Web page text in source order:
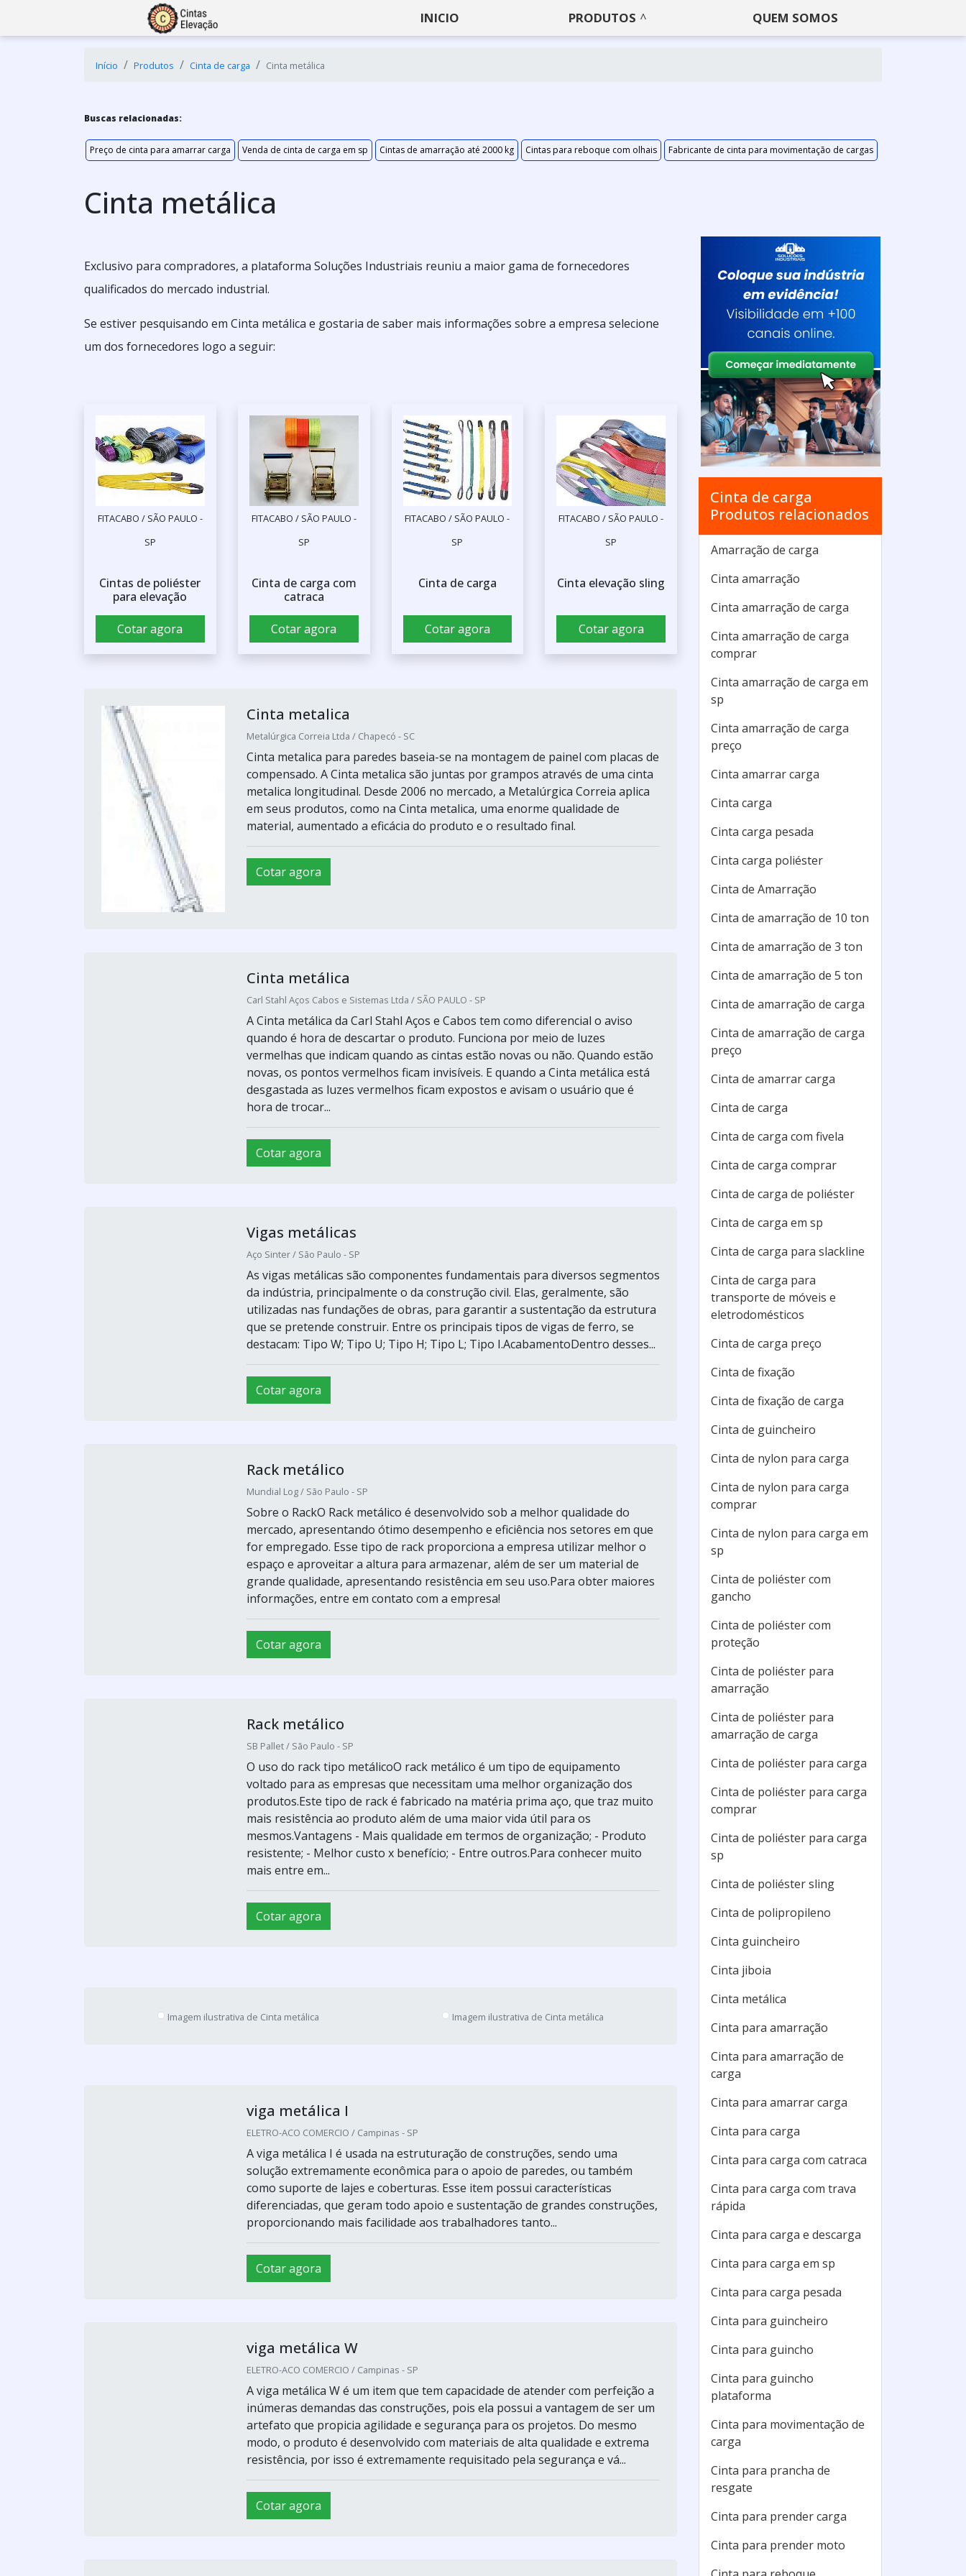
INICIO PRODUTOS QUEM SOMOS
Início Produtos Cinta de carga Cinta metálica
Buscas relacionadas:
Preço de cinta para amarrar carga Venda de cinta de carga em sp Cintas de amarração até 2000 kg Cintas para reboque com olhais Fabricante de cinta para movimentação de cargas
Cinta metálica
Exclusivo para compradores, a plataforma Soluções Industriais reuniu a maior gama de fornecedores
qualificados do mercado industrial.
Se estiver pesquisando em Cinta metálica e gostaria de saber mais informações sobre a empresa selecione
um dos fornecedores logo a seguir:
FITACABO / SÃO PAULO -
SP
Cintas de poliéster
para elevação
Cotar agora
FITACABO / SÃO PAULO -
SP
Cinta de carga com
catraca
Cotar agora
FITACABO / SÃO PAULO -
SP
Cinta de carga
Cotar agora
FITACABO / SÃO PAULO -
SP
Cinta elevação sling
Cotar agora
Cinta metalica
Metalúrgica Correia Ltda / Chapecó - SC
Cinta metalica para paredes baseia-se na montagem de painel com placas de
compensado. A Cinta metalica são juntas por grampos através de uma cinta
metalica longitudinal. Desde 2006 no mercado, a Metalúrgica Correia aplica
em seus produtos, como na Cinta metalica, uma enorme qualidade de
material, aumentado a eficácia do produto e o resultado final.
Cotar agora
Cinta metálica
Carl Stahl Aços Cabos e Sistemas Ltda / SÃO PAULO - SP
A Cinta metálica da Carl Stahl Aços e Cabos tem como diferencial o aviso
quando é hora de descartar o produto. Funciona por meio de luzes
vermelhas que indicam quando as cintas estão novas ou não. Quando estão
novas, os pontos vermelhos ficam invisíveis. E quando a Cinta metálica está
desgastada as luzes vermelhos ficam expostos e avisam o usuário que é
hora de trocar...
Cotar agora
Vigas metálicas
Aço Sinter / São Paulo - SP
As vigas metálicas são componentes fundamentais para diversos segmentos
da indústria, principalmente o da construção civil. Elas, geralmente, são
utilizadas nas fundações de obras, para garantir a sustentação da estrutura
que se pretende construir. Entre os principais tipos de vigas de ferro, se
destacam: Tipo W; Tipo U; Tipo H; Tipo L; Tipo I.AcabamentoDentro desses...
Cotar agora
Rack metálico
Mundial Log / São Paulo - SP
Sobre o RackO Rack metálico é desenvolvido sob a melhor qualidade do
mercado, apresentando ótimo desempenho e eficiência nos setores em que
for empregado. Esse tipo de rack proporciona a empresa utilizar melhor o
espaço e aproveitar a altura para armazenar, além de ser um material de
grande qualidade, apresentando resistência em seu uso.Para obter maiores
informações, entre em contato com a empresa!
Cotar agora
Rack metálico
SB Pallet / São Paulo - SP
O uso do rack tipo metálicoO rack metálico é um tipo de equipamento
voltado para as empresas que necessitam uma melhor organização dos
produtos.Este tipo de rack é fabricado na matéria prima aço, que traz muito
mais resistência ao produto além de uma maior vida útil para os
mesmos.Vantagens - Mais qualidade em termos de organização; - Produto
resistente; - Melhor custo x benefício; - Entre outros.Para conhecer muito
mais entre em...
Cotar agora
Imagem ilustrativa de Cinta metálica Imagem ilustrativa de Cinta metálica
viga metálica I
ELETRO-ACO COMERCIO / Campinas - SP
A viga metálica I é usada na estruturação de construções, sendo uma
solução extremamente econômica para o apoio de paredes, ou também
como suporte de lajes e coberturas. Esse item possui características
diferenciadas, que geram todo apoio e sustentação de grandes construções,
proporcionando mais facilidade aos trabalhadores tanto...
Cotar agora
viga metálica W
ELETRO-ACO COMERCIO / Campinas - SP
A viga metálica W é um item que tem capacidade de atender com perfeição a
inúmeras demandas das construções, pois ela possui a vantagem de ser um
artefato que propicia agilidade e segurança para os projetos. Do mesmo
modo, o produto é desenvolvido com materiais de alta qualidade e extrema
resistência, por isso é extremamente requisitado pela segurança e vá...
Cotar agora
Cinta de carga
Produtos relacionados
Amarração de carga
Cinta amarração
Cinta amarração de carga
Cinta amarração de carga
comprar
Cinta amarração de carga em
sp
Cinta amarração de carga
preço
Cinta amarrar carga
Cinta carga
Cinta carga pesada
Cinta carga poliéster
Cinta de Amarração
Cinta de amarração de 10 ton
Cinta de amarração de 3 ton
Cinta de amarração de 5 ton
Cinta de amarração de carga
Cinta de amarração de carga
preço
Cinta de amarrar carga
Cinta de carga
Cinta de carga com fivela
Cinta de carga comprar
Cinta de carga de poliéster
Cinta de carga em sp
Cinta de carga para slackline
Cinta de carga para
transporte de móveis e
eletrodomésticos
Cinta de carga preço
Cinta de fixação
Cinta de fixação de carga
Cinta de guincheiro
Cinta de nylon para carga
Cinta de nylon para carga
comprar
Cinta de nylon para carga em
sp
Cinta de poliéster com
gancho
Cinta de poliéster com
proteção
Cinta de poliéster para
amarração
Cinta de poliéster para
amarração de carga
Cinta de poliéster para carga
Cinta de poliéster para carga
comprar
Cinta de poliéster para carga
sp
Cinta de poliéster sling
Cinta de polipropileno
Cinta guincheiro
Cinta jiboia
Cinta metálica
Cinta para amarração
Cinta para amarração de
carga
Cinta para amarrar carga
Cinta para carga
Cinta para carga com catraca
Cinta para carga com trava
rápida
Cinta para carga e descarga
Cinta para carga em sp
Cinta para carga pesada
Cinta para guincheiro
Cinta para guincho
Cinta para guincho
plataforma
Cinta para movimentação de
carga
Cinta para prancha de
resgate
Cinta para prender carga
Cinta para prender moto